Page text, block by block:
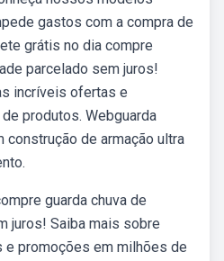
gastos com a compra de
grátis no dia compre
parcelado sem juros!
incríveis ofertas e
produtos. Webguarda
construção de armação ultra
guarda chuva de
juros! Saiba mais sobre
promoções em milhões de